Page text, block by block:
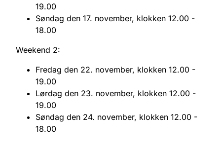
19.00
Søndag den 17. november, klokken 12.00 -
18.00
Weekend 2:
Fredag den 22. november, klokken 12.00 -
19.00
Lørdag den 23. november, klokken 12.00 -
19.00
Søndag den 24. november, klokken 12.00 -
18.00